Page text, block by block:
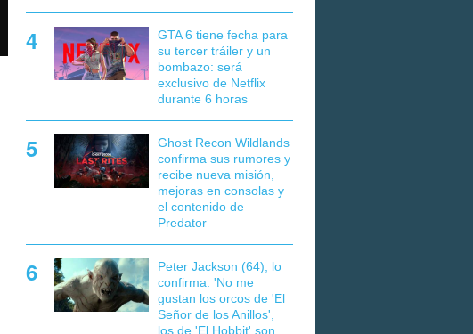
GTA 6 tiene fecha para
su tercer tráiler y un
bombazo: será
exclusivo de Netflix
durante 6 horas
Ghost Recon Wildlands
confirma sus rumores y
recibe nueva misión,
mejoras en consolas y
el contenido de
Predator
Peter Jackson (64), lo
confirma: 'No me
gustan los orcos de 'El
Señor de los Anillos',
los de 'El Hobbit' son